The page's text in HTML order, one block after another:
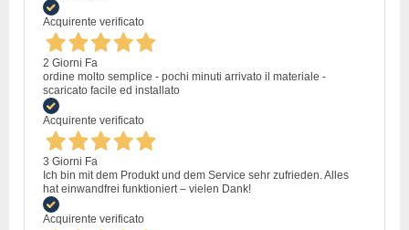
Acquirente verificato
2 Giorni Fa
ordine molto semplice - pochi minuti arrivato il materiale -
scaricato facile ed installato
Acquirente verificato
3 Giorni Fa
Ich bin mit dem Produkt und dem Service sehr zufrieden. Alles
hat einwandfrei funktioniert – vielen Dank!
Acquirente verificato